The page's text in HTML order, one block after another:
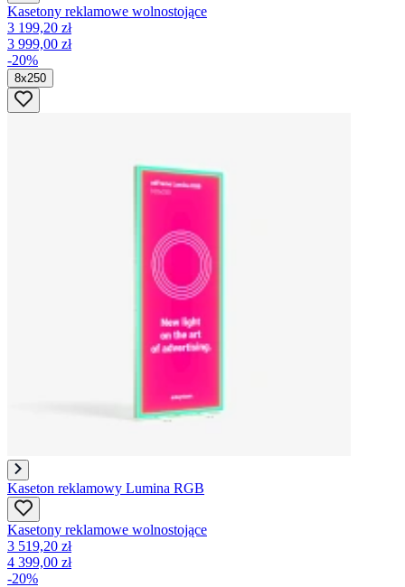
Kasetony reklamowe wolnostojące
3 199,20 zł
3 999,00 zł
-20%
8x250
Kaseton reklamowy Lumina RGB
Kasetony reklamowe wolnostojące
3 519,20 zł
4 399,00 zł
-20%